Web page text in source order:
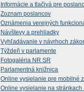
Informácie a tlačivá pre
Zoznam poslancov
Oznámenia verejných
Návštevy a prehliadky
Vyhľadávanie v návrhoch
Týždeň v parlamente
Fotogaléria NR SR
Parlamentná knižnica
Online vysielanie pre mobilné
Online vysielanie na stránkach